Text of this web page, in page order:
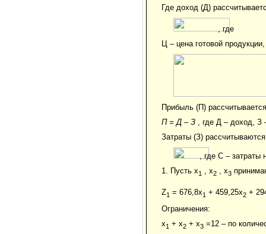
Где доход (Д)
, где
Ц – цена готовой
Прибыль (П)
П = Д – З , где Д – доход, З
Затраты (З)
, где С – затраты
1. Пусть x1 , x2 , x3
Z1 = 676,8x1 + 459,25x2 +
Ограничения:
x1 + x2 + x3 =12 – по